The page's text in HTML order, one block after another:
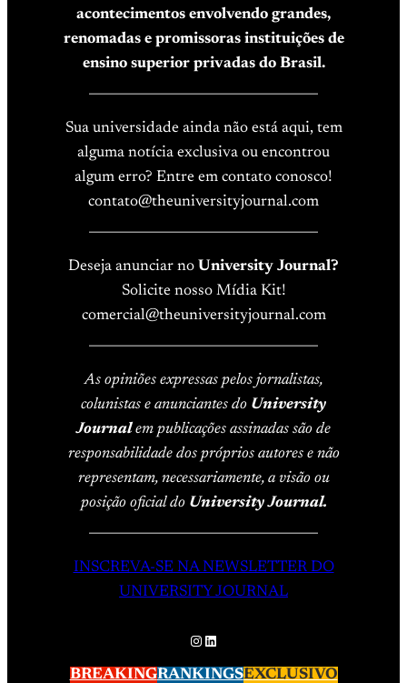
acontecimentos envolvendo grandes,
renomadas e promissoras instituições de
ensino superior privadas do Brasil.
Sua universidade ainda não está aqui, tem
alguma notícia exclusiva ou encontrou
algum erro? Entre em contato conosco!
contato@theuniversityjournal.com
Deseja anunciar no University Journal?
Solicite nosso Mídia Kit!
comercial@theuniversityjournal.com
As opiniões expressas pelos jornalistas,
colunistas e anunciantes do University
Journalem publicações assinadas são de
responsabilidade dos próprios autores e não
representam, necessariamente, a visão ou
posição oficial do University Journal.
INSCREVA-SE NA NEWSLETTER DO
UNIVERSITY JOURNAL
Instagram
LinkedIn
BREAKINGRANKINGSEXCLUSIVO